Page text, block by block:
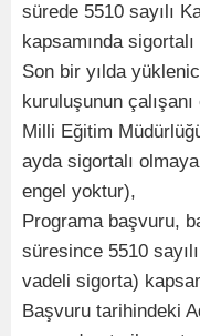
sürede 5510 sayılı
kapsamında
Son bir yılda
kuruluşunun
Milli Eğitim
ayda sigortalı
engel yoktur),
Programa başvuru,
süresince 5510
vadeli sigorta)
Başvuru tarihindeki